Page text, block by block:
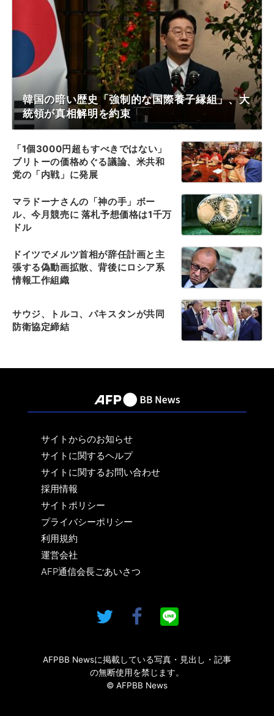
韓国の暗い歴史「強制的な国際養子縁組」、大
統領が真相解明を約束
「1個3000円超もすべきではない」
ブリトーの価格めぐる議論、米共和
党の「内戦」に発展
マラドーナさんの「神の手」ボー
ル、今月競売に 落札予想価格は1千万
ドル
ドイツでメルツ首相が辞任計画と主
張する偽動画拡散、背後にロシア系
情報工作組織
サウジ、トルコ、パキスタンが共同
防衛協定締結
サイトからのお知らせ
サイトに関するヘルプ
サイトに関するお問い合わせ
採用情報
サイトポリシー
プライバシーポリシー
利用規約
運営会社
AFP通信会長ごあいさつ
AFPBB Newsに掲載している写真・見出し・記事
の無断使用を禁じます。
© AFPBB News